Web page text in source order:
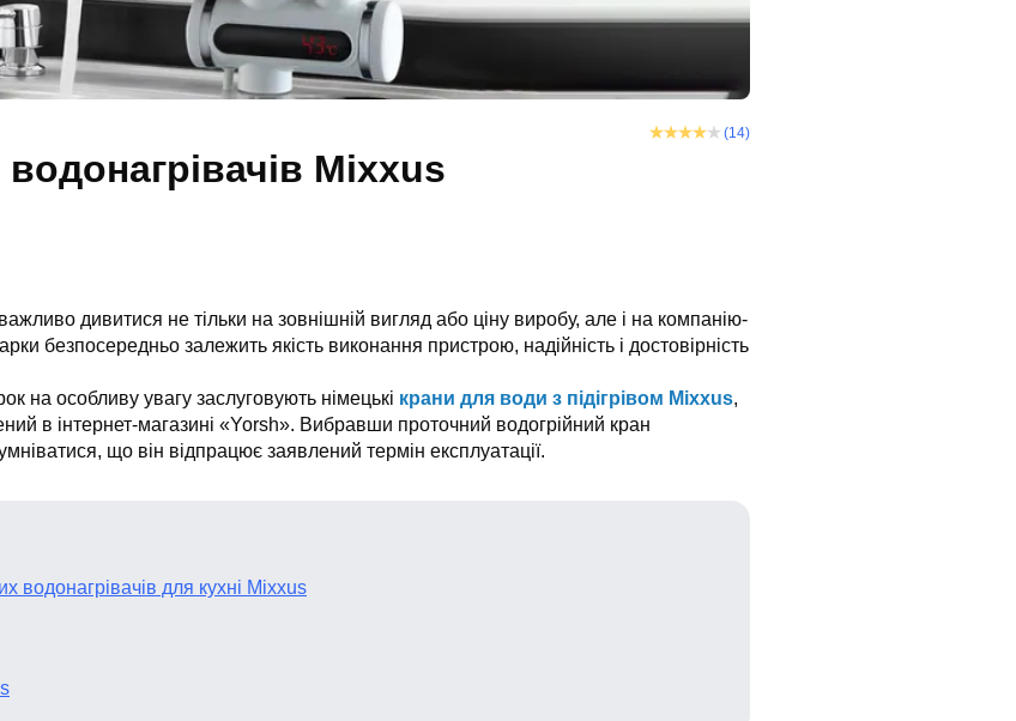
(14)
Mixxus
дивитися не тільки на зовнішній вигляд або ціну виробу, але і на компанію-
безпосередньо залежить якість виконання пристрою, надійність і достовірність
на особливу увагу заслуговують німецькі крани для води з підігрівом Mixxus,
в інтернет-магазині «Yorsh». Вибравши проточний водогрійний кран
що він відпрацює заявлений термін експлуатації.
водонагрівачів для кухні Mixxus